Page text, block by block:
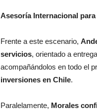
Asesoría Internacional
Frente a este escenario,
servicios, orientado a
acompañándolos en todo el
inversiones en Chile.
Paralelamente, Morales